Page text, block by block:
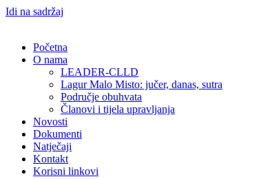
Idi na sadržaj
Početna
O nama
LEADER-CLLD
Lagur Malo Misto: jučer, danas, sutra
Područje obuhvata​
Članovi i tijela upravljanja​
Novosti
Dokumenti
Natječaji
Kontakt
Korisni linkovi